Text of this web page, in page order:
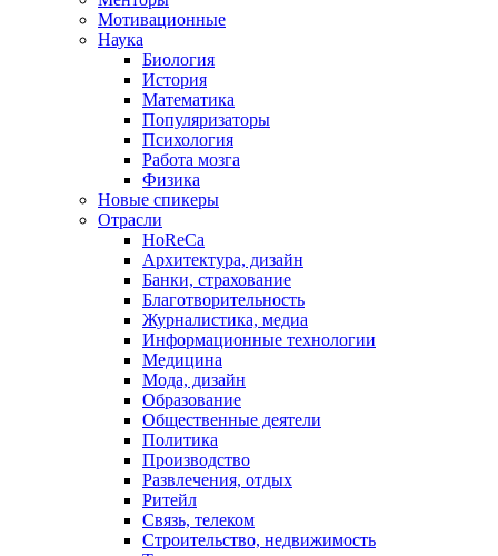
Мотивационные
Наука
Биология
История
Математика
Популяризаторы
Психология
Работа мозга
Физика
Новые спикеры
Отрасли
HoReCa
Архитектура, дизайн
Банки, страхование
Благотворительность
Журналистика, медиа
Информационные технологии
Медицина
Мода, дизайн
Образование
Общественные деятели
Политика
Производство
Развлечения, отдых
Ритейл
Связь, телеком
Строительство, недвижимость